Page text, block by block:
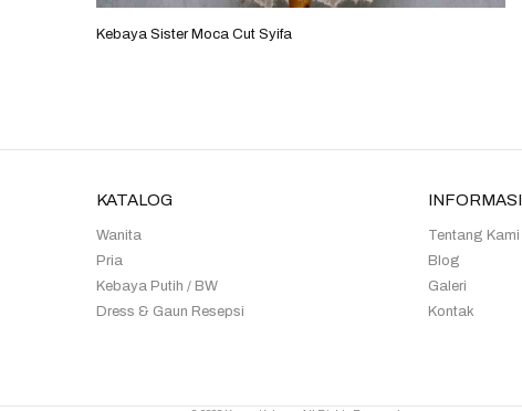
Kebaya Sister Moca Cut Syifa
KATALOG
Wanita
Pria
Kebaya Putih / BW
Dress & Gaun Resepsi
INFORMASI
Tentang Kami
Blog
Galeri
Kontak